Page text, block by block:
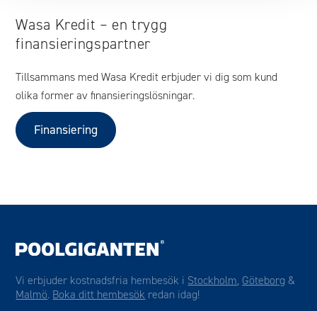
Wasa Kredit – en trygg
finansieringspartner
Tillsammans med Wasa Kredit erbjuder vi dig som kund
olika former av finansieringslösningar.
Finansiering
Vi erbjuder kostnadsfria hembesök i Stockholm, Göteborg &
Malmö. Boka ditt hembesök redan idag!